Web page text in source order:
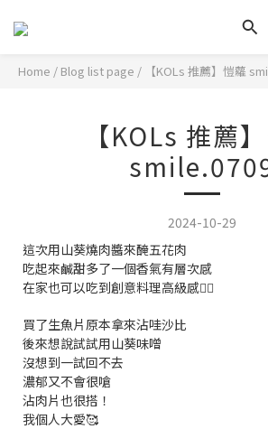
Home / Blog list page / 【KOLs 推薦】愷蘿
【KOLs 推薦
2024-10-29
這次用山葵燒肉醬來醃五花肉
吃起來鹹甜多了一個香氣有層次感
在家也可以吃到創意料理高級感👍🏻
買了生魚片原本拿來沾哇沙比
後來想說試試用山葵味噌
沒想到一試回不去
濃郁又不會很嗆
沾肉片也很搭！
我個人大愛🥰